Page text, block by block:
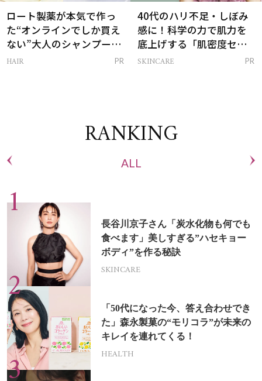
ロート製薬が本気で作っ
た“オンラインでしか買え
ない”大人のシャンプー＆
トリートメントって？
HAIR PR
40代のハリ不足・しぼみ
感に！科学の力で肌力を
底上げする「肌密度セラ
ム」
SKINCARE PR
RANKING
ALL
長谷川京子さん「炭水化物も何でも
食べます」美しすぎる”ハセキョー
ボディ”を作る秘訣
SKINCARE
「50代になった今、答え合わせでき
た」森永製菓の“モリコラ”が未来の
キレイを連れてくる！
HEALTH